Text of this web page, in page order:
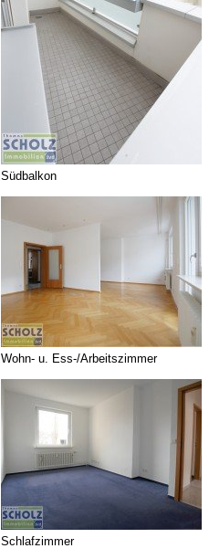
Südbalkon
Wohn- u. Ess-/Arbeitszimmer
Schlafzimmer